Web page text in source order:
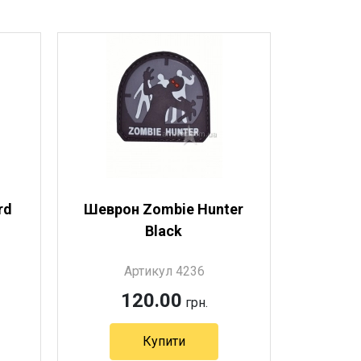
Шеврон Zombie Hunter
Black
Артикул 4236
120.00 грн.
Купити